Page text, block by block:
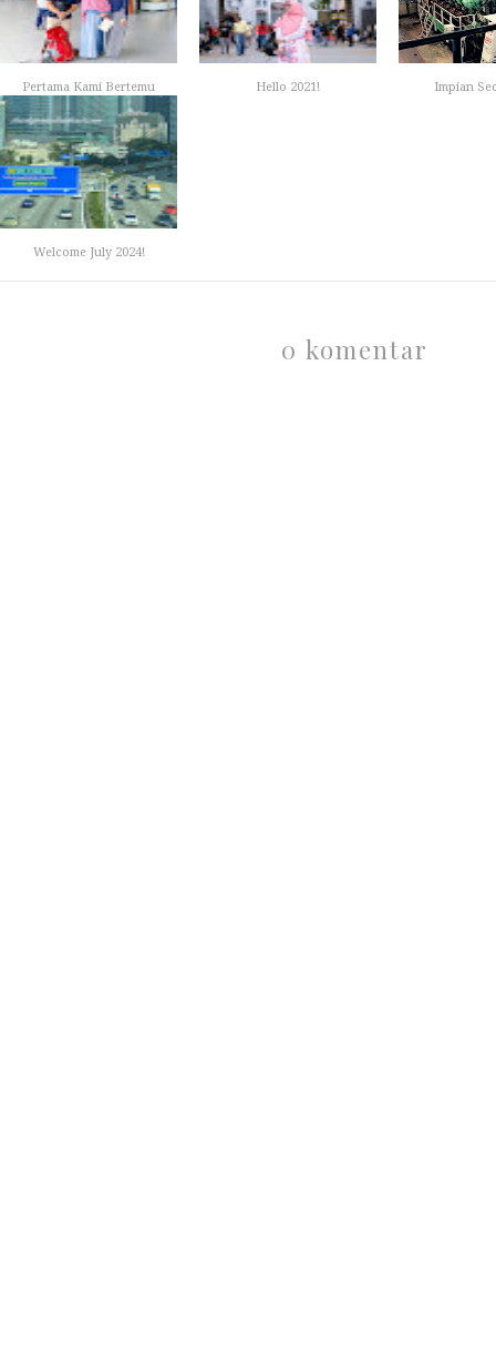
Pertama Kami Bertemu Hello 2021! Impian
Welcome July 2024!
0 komentar